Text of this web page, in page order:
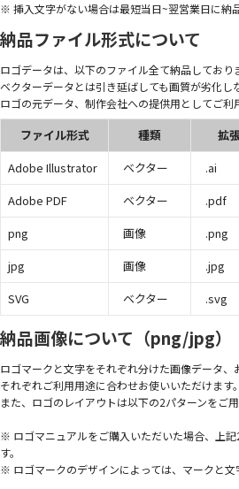
※ 挿入文字がない場合は最短当日~翌営業日に納
納品ファイル形式について
ロゴデータは、以下のファイル全て納品しており
ベクターデータとは引き延ばしても画質が劣化し
ロゴの元データ、制作会社への提供用としてご利
ファイル形式 種類
拡
Adobe Illustrator
ベクター
.ai
Adobe PDF
ベクター
.pdf
png
画像
.png
jpg
画像
.jpg
SVG
ベクター .svg
納品画像について（png/jpg）
ロゴマークと文字をそれぞれ分けた画像データ、
それぞれご利用用途に合わせお使いいただけます。
また、ロゴのレイアウトは以下の2パターンをご用
※ ロゴマニュアルをご購入いただいた場合、上
す。
※ ロゴマークのデザインによっては、マークと文